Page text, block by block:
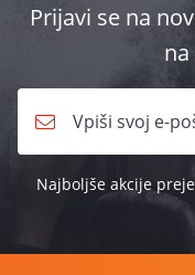
Prijavi se na
Najboljše akcije